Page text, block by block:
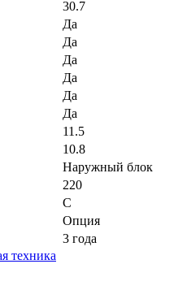
30.7
Да
Да
Да
Да
Да
Да
11.5
10.8
Наружный блок
220
C
Опция
3 года